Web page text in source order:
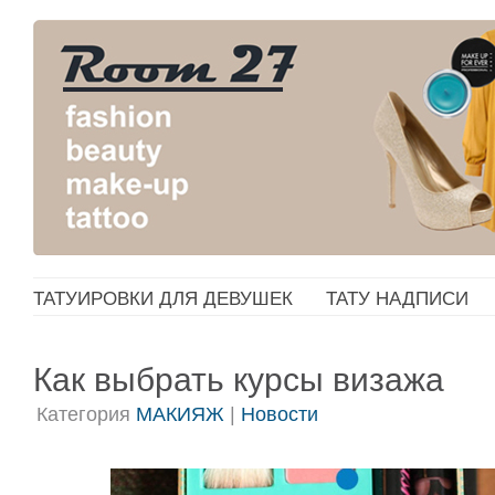
ТАТУИРОВКИ ДЛЯ ДЕВУШЕК ТАТУ НАДПИСИ
Как выбрать курсы визажа
Категория МАКИЯЖ Новости